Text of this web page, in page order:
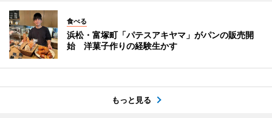
食べる
浜松・富塚町「パテスアキヤマ」がパンの販売開
始 洋菓子作りの経験生かす
もっと見る